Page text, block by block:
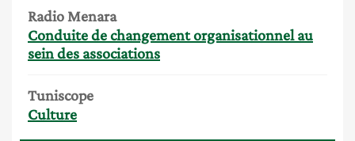
Radio Menara
Conduite de changement organisationnel au
sein des associations
Tuniscope
Culture